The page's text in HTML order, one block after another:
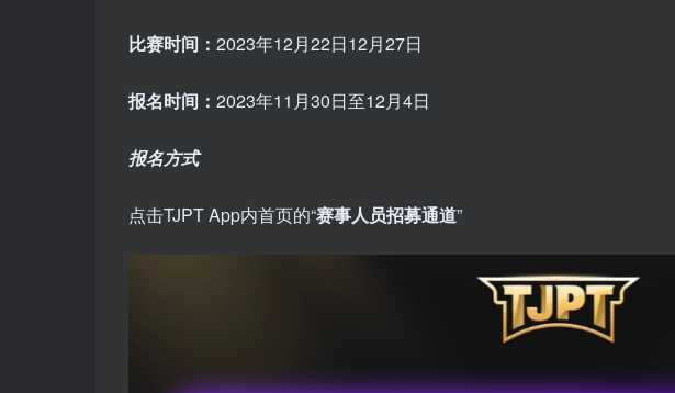
比赛时间： 2023年12月22日12月27日
报名时间： 2023年11月30日至12月4日
报名方式
点击TJPT App内首页的“赛事人员招募通道”